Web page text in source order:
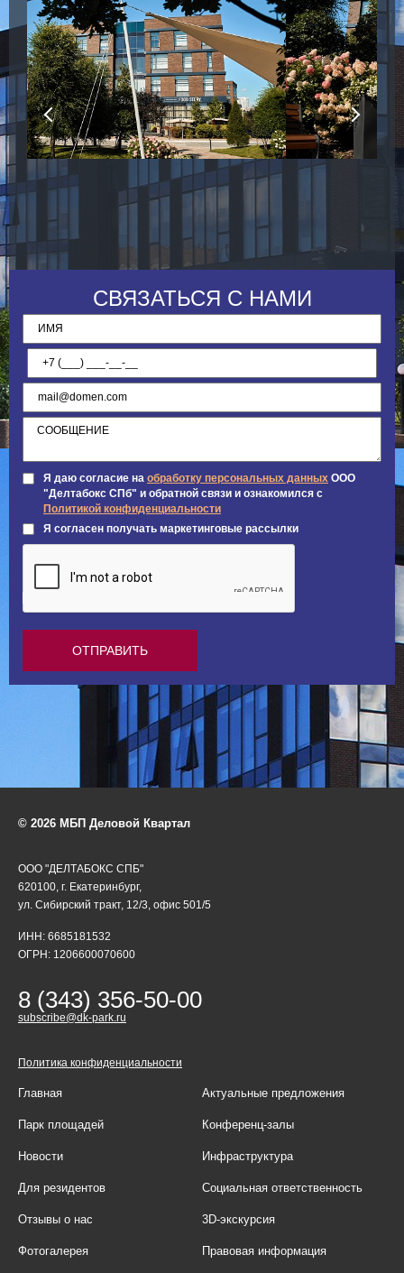
СВЯЗАТЬСЯ С НАМИ
Я даю согласие на обработку персональных данных ООО
"Делтабокс СПб" и обратной связи и ознакомился с
Политикой конфиденциальности
Я согласен получать маркетинговые рассылки
© 2026 МБП Деловой Квартал
ООО "ДЕЛТАБОКС СПБ"
620100, г. Екатеринбург,
ул. Сибирский тракт, 12/3, офис 501/5
ИНН: 6685181532
ОГРН: 1206600070600
8 (343) 356-50-00
subscribe@dk-park.ru
Политика конфиденциальности
Главная Актуальные предложения
Парк площадей Конференц-залы
Новости Инфраструктура
Для резидентов Социальная ответственность
Отзывы о нас 3D-экскурсия
Фотогалерея Правовая информация